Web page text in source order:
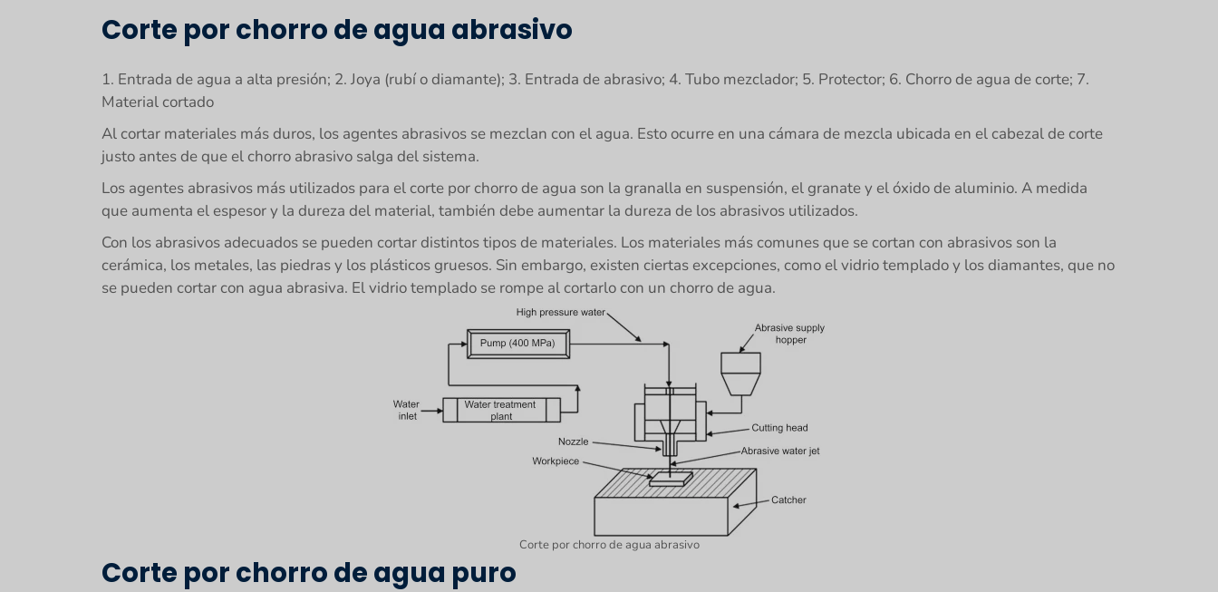
Corte por chorro de agua abrasivo
1. Entrada de agua a alta presión; 2. Joya (rubí o diamante); 3. Entrada de abrasivo; 4. Tubo mezclador; 5. Protector; 6. Chorro de agua de corte; 7.
Material cortado
Al cortar materiales más duros, los agentes abrasivos se mezclan con el agua. Esto ocurre en una cámara de mezcla ubicada en el cabezal de corte
justo antes de que el chorro abrasivo salga del sistema.
Los agentes abrasivos más utilizados para el corte por chorro de agua son la granalla en suspensión, el granate y el óxido de aluminio. A medida
que aumenta el espesor y la dureza del material, también debe aumentar la dureza de los abrasivos utilizados.
Con los abrasivos adecuados se pueden cortar distintos tipos de materiales. Los materiales más comunes que se cortan con abrasivos son la
cerámica, los metales, las piedras y los plásticos gruesos. Sin embargo, existen ciertas excepciones, como el vidrio templado y los diamantes, que no
se pueden cortar con agua abrasiva. El vidrio templado se rompe al cortarlo con un chorro de agua.
Corte por chorro de agua abrasivo
Corte por chorro de agua puro